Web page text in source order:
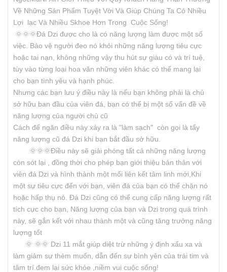
Về Những Sản Phẩm Tuyệt Vời Và Giúp Chúng Ta Có Nhiều
Lợi lạc Và Nhiều Skhoe Hơn Trong Cuộc Sống!
🌞🌞🌞Đá Dzi được cho là có năng lượng làm được một số
việc. Bảo vệ người đeo nó khỏi những năng lượng tiêu cực
hoặc tai nạn, không những vậy thu hút sự giàu có và trí tuệ,
tùy vào từng loại hoa văn những viên khác có thể mang lại
cho bạn tình yêu và hạnh phúc.
Nhưng các bạn lưu ý điều này là nếu bạn không phải là chủ
sở hữu ban đầu của viên đá, bạn có thể bị một số vấn đề về
năng lượng của người chủ cũ
Cách để ngăn điều này xảy ra là "làm sạch" còn gọi là tẩy
năng lượng cũ đá Dzi khi bạn bắt đầu sở hữu.
🌞🌞🌞Điều này sẽ giải phóng tất cả những năng lượng
còn sót lại , đồng thời cho phép bạn giới thiệu bản thân với
viên đá Dzi và hình thành một mối liên kết tâm linh mới,Khi
một sự tiêu cực đến với bạn, viên đá của bạn có thể chặn nó
hoặc hấp thụ nó. Đá Dzi cũng có thể cung cấp năng lượng rất
tích cực cho bạn, Năng lượng của bạn và Dzi trong quá trình
này, sẽ gắn kết với nhau thành một và cũng tăng trưởng năng
lượng tốt
🌞 🌞🌞 Dzi 11 mắt giúp diệt trừ những ý định xấu xa và
làm giảm sự thèm muốn, dẫn đến sự bình yên của trái tim và
tâm trí.đem lại sức khỏe ,niềm vui cuộc sống!